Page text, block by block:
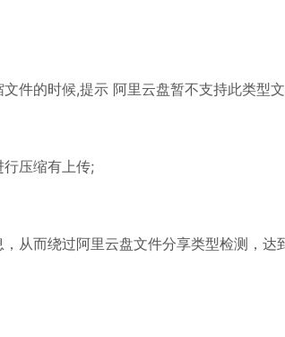
件的时候,提示 阿里云盘暂不支持此类型
压缩有上传;
从而绕过阿里云盘文件分享类型检测，达